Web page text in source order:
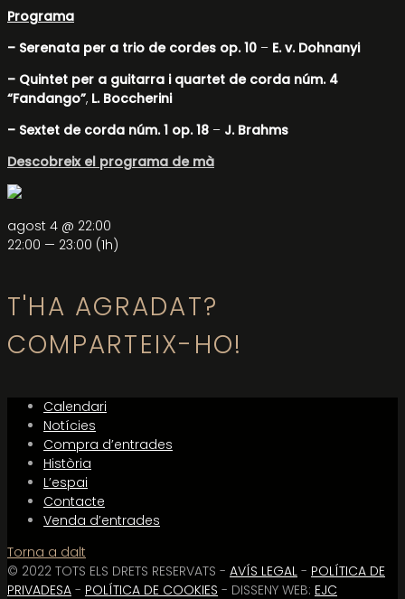
Programa
– Serenata per a trio de cordes op. 10 – E. v. Dohnanyi
– Quintet per a guitarra i quartet de corda núm. 4
“Fandango”, L. Boccherini
– Sextet de corda núm. 1 op. 18 – J. Brahms
Descobreix el programa de mà
agost 4 @ 22:00
22:00 — 23:00 (1h)
T'HA AGRADAT?
COMPARTEIX-HO!
Calendari
Notícies
Compra d’entrades
Història
L’espai
Contacte
Venda d’entrades
Torna a dalt
© 2022 TOTS ELS DRETS RESERVATS - AVÍS LEGAL - POLÍTICA DE
PRIVADESA - POLÍTICA DE COOKIES - DISSENY WEB: EJC